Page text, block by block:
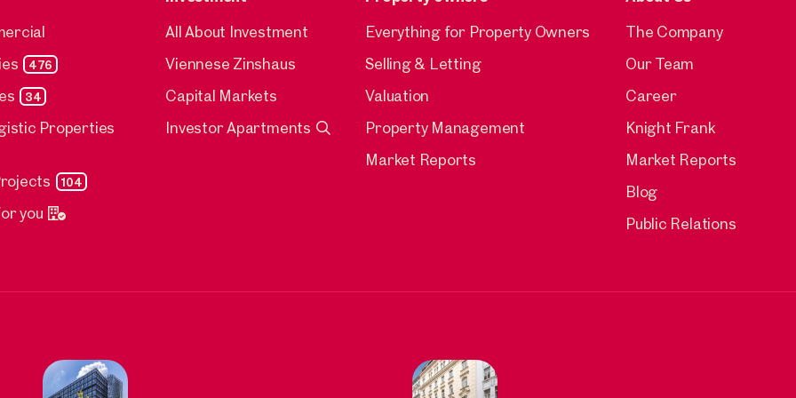
476
34
Properties
104
you
All About Investment
Viennese Zinshaus
Capital Markets
Investor Apartments
Everything for Property Owners
Selling & Letting
Valuation
Property Management
Market Reports
The Company
Our Team
Career
Knight Frank
Market Reports
Blog
Public Relations